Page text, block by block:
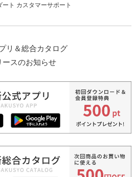
ート カスタマーサポート
リ＆総合カタログ
ースのお知らせ